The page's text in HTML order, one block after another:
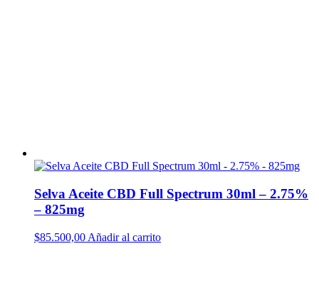
Selva Aceite CBD Full Spectrum 30ml – 2.75%
– 825mg
$85.500,00 Añadir al carrito